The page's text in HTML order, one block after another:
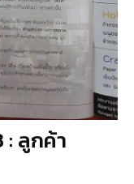
: ลูกค้า